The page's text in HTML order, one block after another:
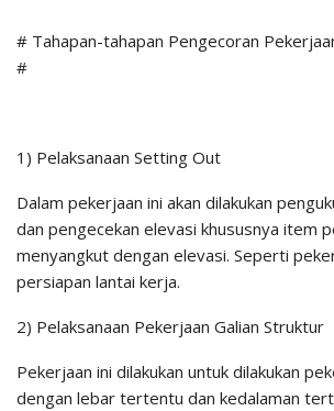
# Tahapan-tahapan Pengecoran
#
1) Pelaksanaan Setting Out
Dalam pekerjaan ini akan dilakukan
dan pengecekan elevasi khususnya item
menyangkut dengan elevasi. Seperti
persiapan lantai kerja.
2) Pelaksanaan Pekerjaan Galian Struktur
Pekerjaan ini dilakukan untuk dilakukan
dengan lebar tertentu dan kedalaman